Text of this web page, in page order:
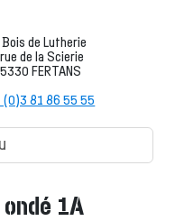
Bois de Lutherie
de la Scierie
FERTANS
(0)3 81 86 55 55
1A